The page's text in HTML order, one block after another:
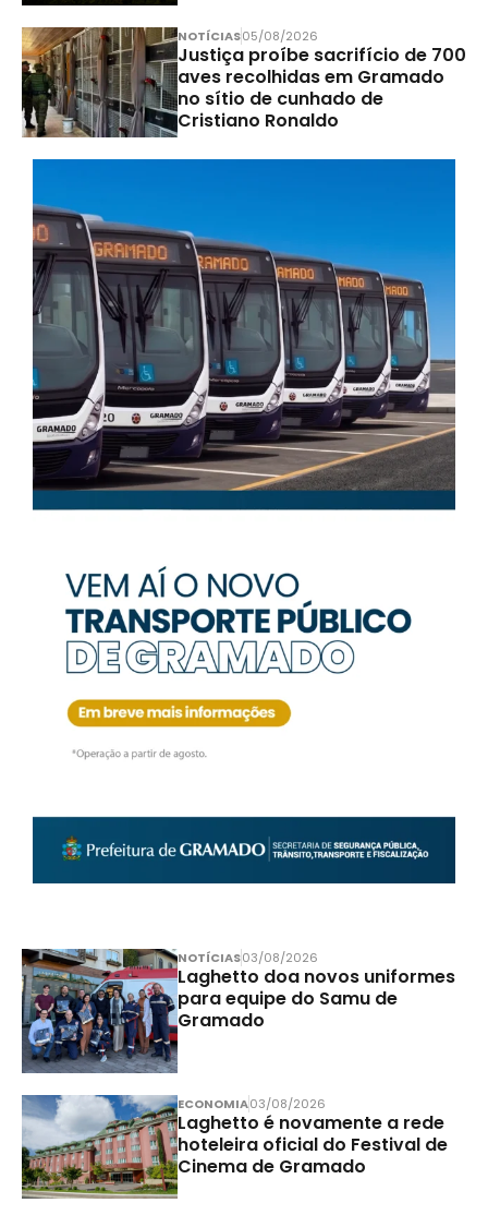
NOTÍCIAS05/08/2026
Justiça proíbe sacrifício de 700
aves recolhidas em Gramado
no sítio de cunhado de
Cristiano Ronaldo
NOTÍCIAS03/08/2026
Laghetto doa novos uniformes
para equipe do Samu de
Gramado
ECONOMIA03/08/2026
Laghetto é novamente a rede
hoteleira oficial do Festival de
Cinema de Gramado